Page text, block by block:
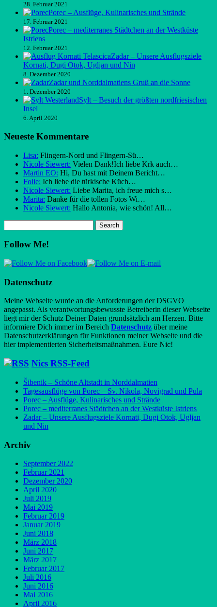
28. Februar 2021
Porec – Ausflüge, Kulinarisches und Strände
17. Februar 2021
Porec – mediterranes Städtchen an der Westküste
Istriens
12. Februar 2021
Zadar – Unsere Ausflugsziele
Kornati, Dugi Otok, Ugljan und Nin
8. Dezember 2020
Zadar und Norddalmatiens Gruß an die Sonne
1. Dezember 2020
Sylt – Besuch der größten nordfriesischen
Insel
6. April 2020
Neueste Kommentare
Lisa: Flingern-Nord und Flingern-Sü…
Nicole Siewert: Vielen Dank!Ich liebe Krk auch…
Martin EO: Hi, Du hast mit Deinem Bericht…
Folie: Ich liebe die türkische Küch…
Nicole Siewert: Liebe Marita, ich freue mich s…
Marita: Danke für die tollen Fotos Wi…
Nicole Siewert: Hallo Antonia, wie schön! All…
Follow Me!
Datenschutz
Meine Webseite wurde an die Anforderungen der DSGVO
angepasst. Als verantwortungsbewusste Betreiberin dieser Webseite
liegt mir der Schutz Deiner Daten grundsätzlich am Herzen. Bitte
informiere Dich immer im Bereich Datenschutz über meine
Datenschutzerklärungen für Funktionen meiner Webseite und die
hier implementierten Sicherheitsmaßnahmen. Eure Nic!
Nics RSS-Feed
Šibenik – Schöne Altstadt in Norddalmatien
Tagesausflüge von Porec – Sv. Nikola, Novigrad und Pula
Porec – Ausflüge, Kulinarisches und Strände
Porec – mediterranes Städtchen an der Westküste Istriens
Zadar – Unsere Ausflugsziele Kornati, Dugi Otok, Ugljan
und Nin
Archiv
September 2022
Februar 2021
Dezember 2020
April 2020
Juli 2019
Mai 2019
Februar 2019
Januar 2019
Juni 2018
März 2018
Juni 2017
März 2017
Februar 2017
Juli 2016
Juni 2016
Mai 2016
April 2016